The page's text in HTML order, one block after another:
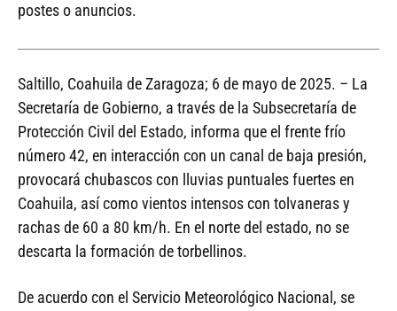
postes o anuncios.
Saltillo, Coahuila de Zaragoza; 6 de mayo de 2025. – La
Secretaría de Gobierno, a través de la Subsecretaría de
Protección Civil del Estado, informa que el frente frío
número 42, en interacción con un canal de baja presión,
provocará chubascos con lluvias puntuales fuertes en
Coahuila, así como vientos intensos con tolvaneras y
rachas de 60 a 80 km/h. En el norte del estado, no se
descarta la formación de torbellinos.
De acuerdo con el Servicio Meteorológico Nacional, se